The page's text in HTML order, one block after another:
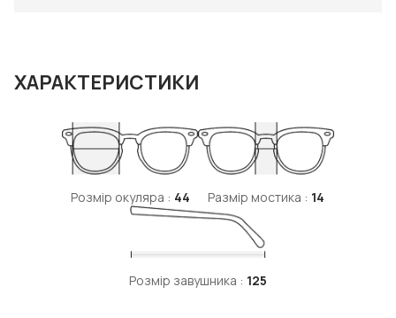
ХАРАКТЕРИСТИКИ
Розмір окуляра : 44 Размір мостика : 14
Розмір завушника : 125